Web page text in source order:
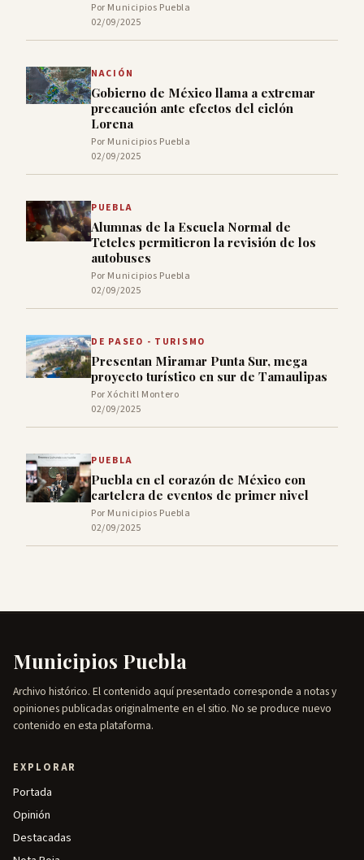
Por Municipios Puebla
02/09/2025
NACIÓN
Gobierno de México llama a extremar
precaución ante efectos del ciclón
Lorena
Por Municipios Puebla
02/09/2025
PUEBLA
Alumnas de la Escuela Normal de
Teteles permitieron la revisión de los
autobuses
Por Municipios Puebla
02/09/2025
DE PASEO - TURISMO
Presentan Miramar Punta Sur, mega
proyecto turístico en sur de Tamaulipas
Por Xóchitl Montero
02/09/2025
PUEBLA
Puebla en el corazón de México con
cartelera de eventos de primer nivel
Por Municipios Puebla
02/09/2025
Municipios Puebla
Archivo histórico. El contenido aquí presentado corresponde a notas y
opiniones publicadas originalmente en el sitio. No se produce nuevo
contenido en esta plataforma.
EXPLORAR
Portada
Opinión
Destacadas